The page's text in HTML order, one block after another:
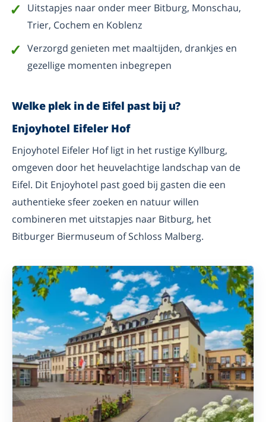
Uitstapjes naar onder meer Bitburg, Monschau,
Trier, Cochem en Koblenz
Verzorgd genieten met maaltijden, drankjes en
gezellige momenten inbegrepen
Welke plek in de Eifel past bij u?
Enjoyhotel Eifeler Hof
Enjoyhotel Eifeler Hof ligt in het rustige Kyllburg,
omgeven door het heuvelachtige landschap van de
Eifel. Dit Enjoyhotel past goed bij gasten die een
authentieke sfeer zoeken en natuur willen
combineren met uitstapjes naar Bitburg, het
Bitburger Biermuseum of Schloss Malberg.